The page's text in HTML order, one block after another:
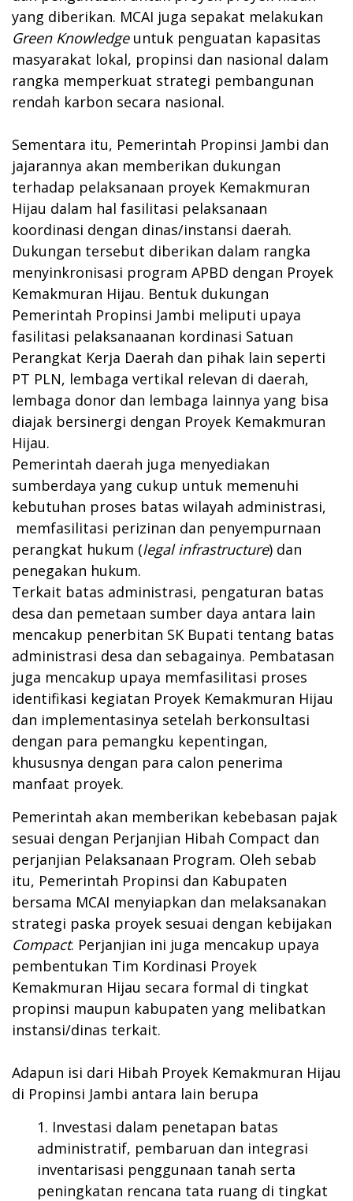
yang diberikan. MCAI juga sepakat melakukan
Green Knowledgeuntuk penguatan kapasitas
masyarakat lokal, propinsi dan nasional dalam
rangka memperkuat strategi pembangunan
rendah karbon secara nasional.
Sementara itu, Pemerintah Propinsi Jambi dan
jajarannya akan memberikan dukungan
terhadap pelaksanaan proyek Kemakmuran
Hijau dalam hal fasilitasi pelaksanaan
koordinasi dengan dinas/instansi daerah.
Dukungan tersebut diberikan dalam rangka
menyinkronisasi program APBD dengan Proyek
Kemakmuran Hijau. Bentuk dukungan
Pemerintah Propinsi Jambi meliputi upaya
fasilitasi pelaksanaanan kordinasi Satuan
Perangkat Kerja Daerah dan pihak lain seperti
PT PLN, lembaga vertikal relevan di daerah,
lembaga donor dan lembaga lainnya yang bisa
diajak bersinergi dengan Proyek Kemakmuran
Hijau.
Pemerintah daerah juga menyediakan
sumberdaya yang cukup untuk memenuhi
kebutuhan proses batas wilayah administrasi,
memfasilitasi perizinan dan penyempurnaan
perangkat hukum (legal infrastructure) dan
penegakan hukum.
Terkait batas administrasi, pengaturan batas
desa dan pemetaan sumber daya antara lain
mencakup penerbitan SK Bupati tentang batas
administrasi desa dan sebagainya. Pembatasan
juga mencakup upaya memfasilitasi proses
identifikasi kegiatan Proyek Kemakmuran Hijau
dan implementasinya setelah berkonsultasi
dengan para pemangku kepentingan,
khususnya dengan para calon penerima
manfaat proyek.
Pemerintah akan memberikan kebebasan pajak
sesuai dengan Perjanjian Hibah Compact dan
perjanjian Pelaksanaan Program. Oleh sebab
itu, Pemerintah Propinsi dan Kabupaten
bersama MCAI menyiapkan dan melaksanakan
strategi paska proyek sesuai dengan kebijakan
Compact. Perjanjian ini juga mencakup upaya
pembentukan Tim Kordinasi Proyek
Kemakmuran Hijau secara formal di tingkat
propinsi maupun kabupaten yang melibatkan
instansi/dinas terkait.
Adapun isi dari Hibah Proyek Kemakmuran Hijau
di Propinsi Jambi antara lain berupa
Investasi dalam penetapan batas
administratif, pembaruan dan integrasi
inventarisasi penggunaan tanah serta
peningkatan rencana tata ruang di tingkat